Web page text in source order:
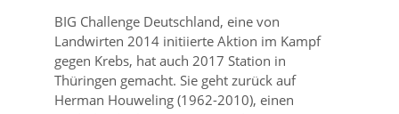
BIG Challenge Deutschland, eine von
Landwirten 2014 initiierte Aktion im Kampf
gegen Krebs, hat auch 2017 Station in
Thüringen gemacht. Sie geht zurück auf
Herman Houweling (1962-2010), einen